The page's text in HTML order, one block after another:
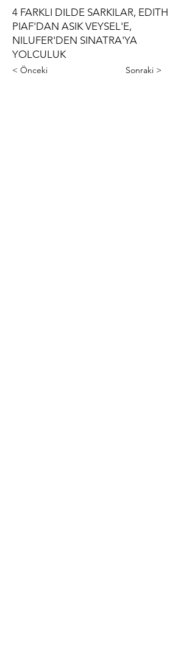
4 FARKLI DILDE SARKILAR, EDITH
PIAF'DAN ASIK VEYSEL'E,
NILUFER'DEN SINATRA'YA
YOLCULUK
< Önceki Sonraki >